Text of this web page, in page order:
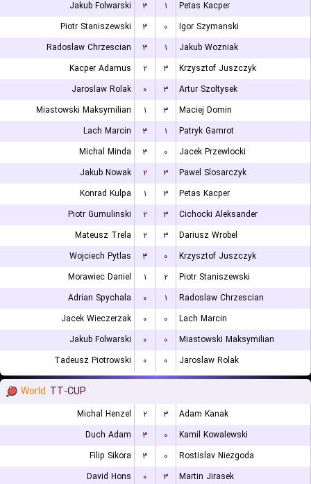
Jakub Folwarski ۳ ۱
Petas Kacper
Piotr Staniszewski
۳ ۰
Igor Szymanski
Radoslaw Chrzescian
۳ ۱
Jakub Wozniak
Kacper Adamus
۲ ۳
Krzysztof Juszczyk
Jaroslaw Rolak
۰ ۳
Artur Szoltysek
Miastowski Maksymilian
۱ ۳
Maciej Domin
Lach Marcin
۳ ۱
Patryk Gamrot
Michal Minda
۳ ۰
Jacek Przewlocki
Jakub Nowak
۲ ۳
Pawel Slosarczyk
Konrad Kulpa
۱ ۳
Petas Kacper
Piotr Gumulinski
۲ ۳
Cichocki Aleksander
Mateusz Trela
۲ ۳
Dariusz Wrobel
Wojciech Pytlas
۳ ۰
Krzysztof Juszczyk
Morawiec Daniel
۱ ۲
Piotr Staniszewski
Adrian Spychala
۰ ۱
Radoslaw Chrzescian
Jacek Wieczerzak
۰ ۰
Lach Marcin
Jakub Folwarski
۰ ۰
Miastowski Maksymilian
Tadeusz Piotrowski
۰ ۰ Jaroslaw Rolak
World TT-CUP
Michal Henzel ۲ ۳
Adam Kanak
Duch Adam
۳ ۰
Kamil Kowalewski
Filip Sikora
۳ ۰
Rostislav Niezgoda
David Hons
۰ ۳
Martin Jirasek